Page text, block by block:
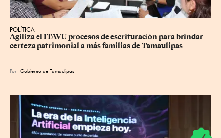
POLÍTICA
Agiliza el ITAVU procesos de escrituración para brindar
certeza patrimonial a más familias de Tamaulipas
Por Gobierno de Tamaulipas